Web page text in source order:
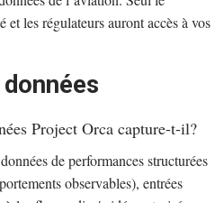
les régulateurs auront accès à vos
Project Orca capture-t-il?
de performances structurées
observables), entrées